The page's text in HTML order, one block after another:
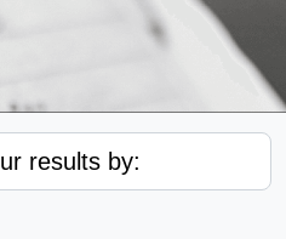
results by: